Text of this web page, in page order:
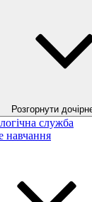
Розгорнути
служба
навчання